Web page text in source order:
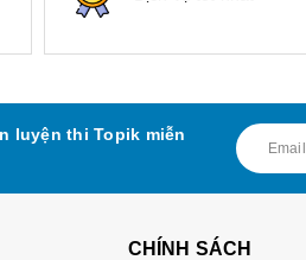
luyện thi Topik miễn
CHÍNH SÁCH